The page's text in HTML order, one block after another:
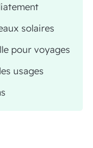
solaires
pour voyages
usages